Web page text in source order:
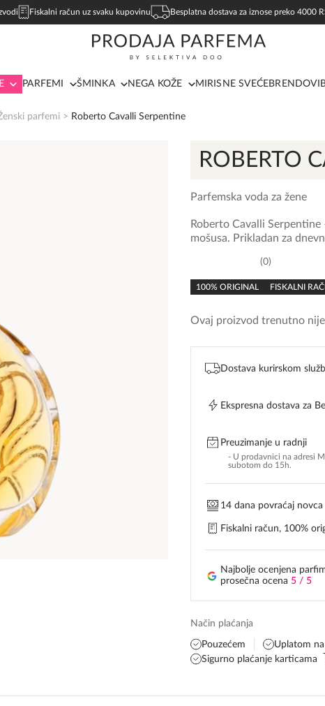
Fiskalni račun uz svaku kupovinu Besplatna dostava za iznose preko 4000
PARFEMI ŠMINKA NEGA KOŽE MIRISNE SVEĆEBRENDOVI
parfemi > Roberto Cavalli Serpentine
ROBERTO
Parfemska voda za žene
rating
0
100% ORIGINAL FISKALNI
Roberto Cavalli
mošusa. Prikladan za
Ovaj proizvod trenutno
Dostava kurirskom
Ekspresna dostava za
Preuzimanje u radnji
- U prodavnici na adresi
subotom do 15h.
14 dana povraćaj novca
Fiskalni račun, 100%
Najbolje ocenjena
prosečna ocena 5 / 5
Način plaćanja
Pouzećem
Uplatom
Sigurno plaćanje karticama